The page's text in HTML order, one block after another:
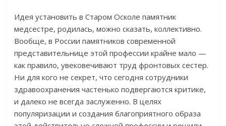
Идея установить в Старом Осколе памятник
медсестре, родилась, можно сказать, коллективно.
Вообще, в России памятников современной
представительнице этой профессии крайне мало —
как правило, увековечивают труд фронтовых сестер.
Ни для кого не секрет, что сегодня сотрудники
здравоохранения частенько подвергаются критике,
и далеко не всегда заслуженно. В целях
популяризации и создания благоприятного образа